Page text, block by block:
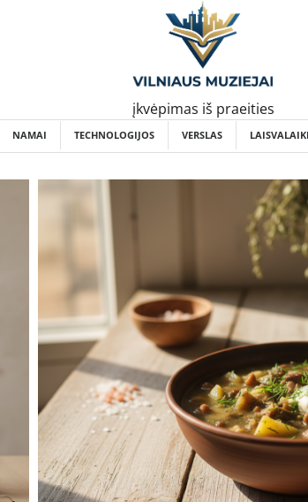
įkvėpimas iš praeities
NAMAI TECHNOLOGIJOS VERSLAS